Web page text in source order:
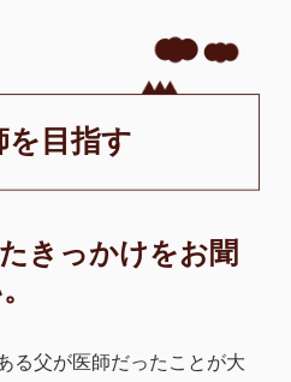
を目指す
きっかけをお聞
る父が医師だったことが大